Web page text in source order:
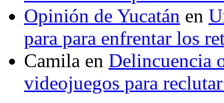
Opinión de Yucatán en
para para enfrentar los
Camila en Delincuencia
videojuegos para